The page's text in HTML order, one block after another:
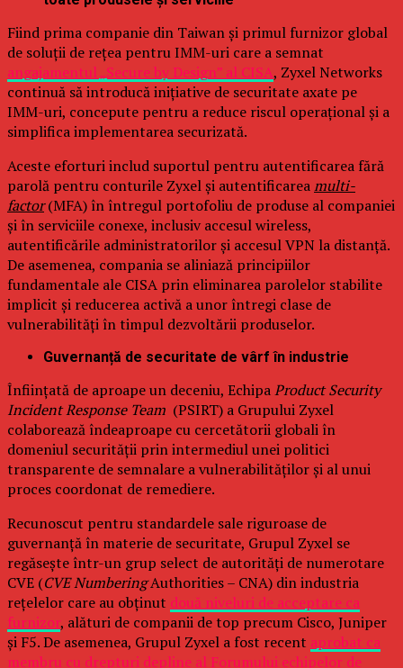
Fiind prima companie din Taiwan și primul furnizor global
de soluții de rețea pentru IMM-uri care a semnat
angajamentul „Secure by Design” al CISA, Zyxel Networks
continuă să introducă inițiative de securitate axate pe
IMM-uri, concepute pentru a reduce riscul operațional și a
simplifica implementarea securizată.
Aceste eforturi includ suportul pentru autentificarea fără
parolă pentru conturile Zyxel și autentificareamulti-
factor(MFA) în întregul portofoliu de produse al companiei
și în serviciile conexe, inclusiv accesul wireless,
autentificările administratorilor și accesul VPN la distanță.
De asemenea, compania se aliniază principiilor
fundamentale ale CISA prin eliminarea parolelor stabilite
implicit și reducerea activă a unor întregi clase de
vulnerabilități în timpul dezvoltării produselor.
Guvernanță de securitate de vârf în industrie
Înființată de aproape un deceniu, EchipaProduct Security
Incident Response Team (PSIRT) a Grupului Zyxel
colaborează îndeaproape cu cercetătorii globali în
domeniul securității prin intermediul unei politici
transparente de semnalare a vulnerabilităților și al unui
proces coordonat de remediere.
Recunoscut pentru standardele sale riguroase de
guvernanță în materie de securitate, Grupul Zyxel se
regăsește într-un grup select de autorități de numerotare
CVE (CVE NumberingAuthorities – CNA) din industria
rețelelor care au obținut două niveluri de acceptare ca
furnizor, alături de companii de top precum Cisco, Juniper
și F5. De asemenea, Grupul Zyxel a fost recent aprobat ca
membru cu drepturi depline al Forumului echipelor de